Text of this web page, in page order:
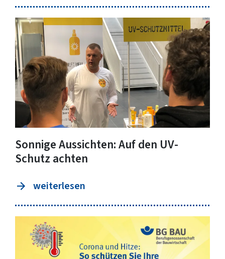
Sonnige Aussichten: Auf den UV-
Schutz achten
weiterlesen